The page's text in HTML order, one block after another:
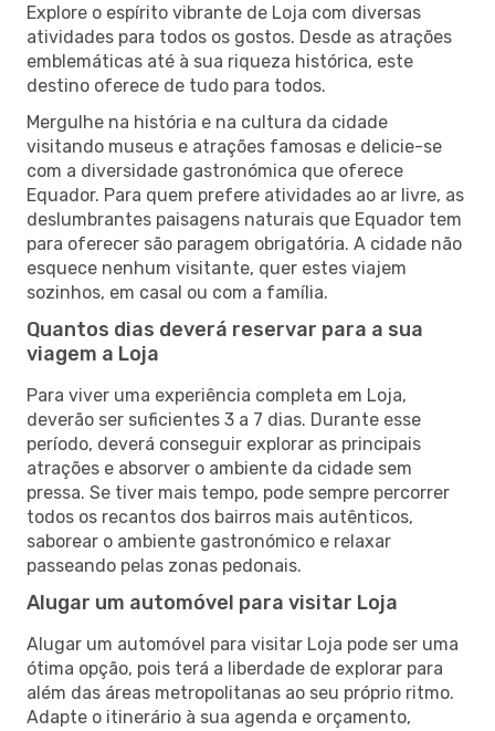
Explore o espírito vibrante de Loja com diversas
atividades para todos os gostos. Desde as atrações
emblemáticas até à sua riqueza histórica, este
destino oferece de tudo para todos.
Mergulhe na história e na cultura da cidade
visitando museus e atrações famosas e delicie-se
com a diversidade gastronómica que oferece
Equador. Para quem prefere atividades ao ar livre, as
deslumbrantes paisagens naturais que Equador tem
para oferecer são paragem obrigatória. A cidade não
esquece nenhum visitante, quer estes viajem
sozinhos, em casal ou com a família.
Quantos dias deverá reservar para a sua
viagem a Loja
Para viver uma experiência completa em Loja,
deverão ser suficientes 3 a 7 dias. Durante esse
período, deverá conseguir explorar as principais
atrações e absorver o ambiente da cidade sem
pressa. Se tiver mais tempo, pode sempre percorrer
todos os recantos dos bairros mais autênticos,
saborear o ambiente gastronómico e relaxar
passeando pelas zonas pedonais.
Alugar um automóvel para visitar Loja
Alugar um automóvel para visitar Loja pode ser uma
ótima opção, pois terá a liberdade de explorar para
além das áreas metropolitanas ao seu próprio ritmo.
Adapte o itinerário à sua agenda e orçamento,